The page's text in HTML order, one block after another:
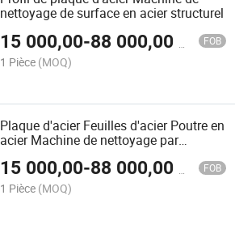
nettoyage de surface en acier structurel
15 000,00-88 000,00 FOB
1 Pièce (MOQ)
Plaque d'acier Feuilles d'acier Poutre en
acier Machine de nettoyage par
15 000,00-88 000,00 FOB
1 Pièce (MOQ)